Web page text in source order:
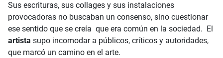
Sus escrituras, sus collages y sus instalaciones
provocadoras no buscaban un consenso, sino cuestionar
ese sentido que se creía que era común en la sociedad. El
artista supo incomodar a públicos, críticos y autoridades,
que marcó un camino en el arte.